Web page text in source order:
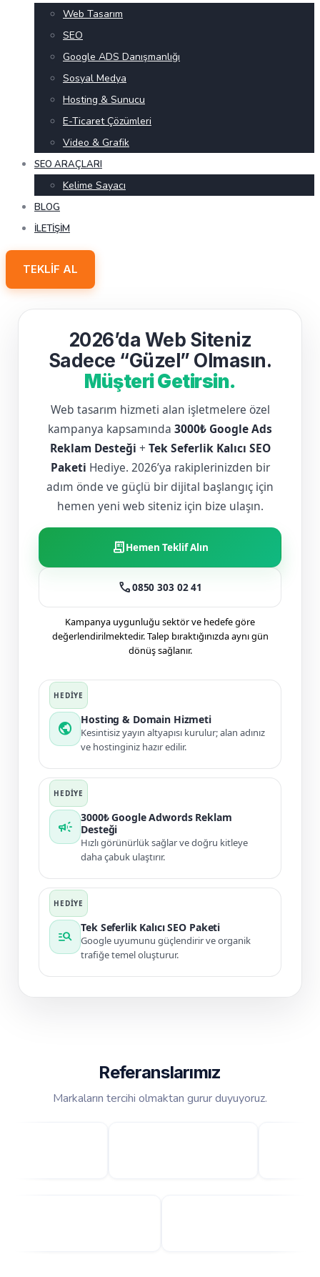
Web Tasarım
SEO
Google ADS Danışmanlığı
Sosyal Medya
Hosting & Sunucu
E-Ticaret Çözümleri
Video & Grafik
SEO ARAÇLARI
Kelime Sayacı
BLOG
İLETIŞIM
TEKLIF AL
2026’da Web Siteniz
Sadece “Güzel” Olmasın.
Müşteri Getirsin.
Web tasarım hizmeti alan işletmelere özel
kampanya kapsamında 3000₺ Google Ads
Reklam Desteği + Tek Seferlik Kalıcı SEO
Paketi Hediye. 2026’ya rakiplerinizden bir
adım önde ve güçlü bir dijital başlangıç için
hemen yeni web siteniz için bize ulaşın.
receipt_longHemen Teklif Alın
call0850 303 02 41
Kampanya uygunluğu sektör ve hedefe göre
değerlendirilmektedir. Talep bıraktığınızda aynı gün
dönüş sağlanır.
public
Hosting & Domain Hizmeti
Kesintisiz yayın altyapısı kurulur; alan adınız
ve hostinginiz hazır edilir.
campaign
3000₺ Google Adwords Reklam
Desteği
Hızlı görünürlük sağlar ve doğru kitleye
daha çabuk ulaştırır.
manage_search
Tek Seferlik Kalıcı SEO Paketi
Google uyumunu güçlendirir ve organik
trafiğe temel oluşturur.
Referanslarımız
Markaların tercihi olmaktan gurur duyuyoruz.